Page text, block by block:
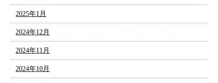
2025年1月
2024年12月
2024年11月
2024年10月